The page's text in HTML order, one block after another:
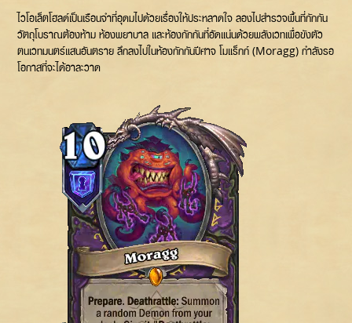
ไวโอเล็ตโฮลด์เป็นเรือนจำที่อุดมไปด้วยเรื่องให้ประหลาดใจ ลองไปสำรวจพื้นที่กักกัน
วัตถุโบราณต้องห้าม ห้องพยาบาล และห้องกักกันที่อัดแน่นด้วยพลังเวทเพื่อขังตัว
ตนเวทมนตร์แสนอันตราย ลึกลงไปในห้องกักกันปีศาจ โมแร็กก์ (Moragg) กำลังรอ
โอกาสที่จะได้อาละวาด